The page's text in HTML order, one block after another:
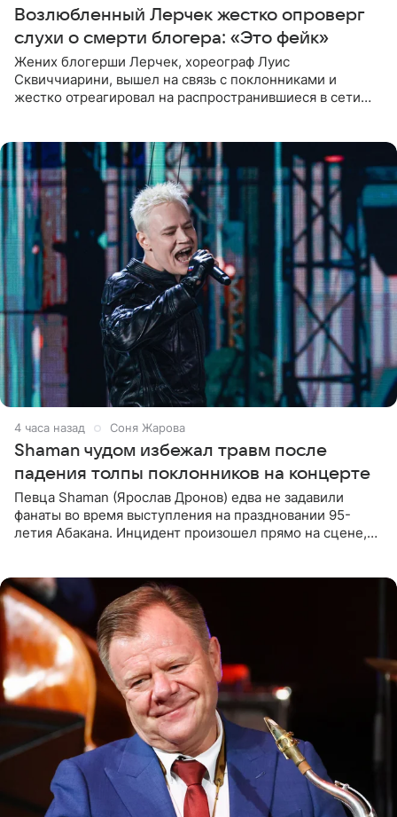
Возлюбленный Лерчек жестко опроверг
слухи о смерти блогера: «Это фейк»
Жених блогерши Лерчек, хореограф Луис
Сквиччиарини, вышел на связь с поклонниками и
жестко отреагировал на распространившиеся в сети
4 часа назад Соня Жарова
Shaman чудом избежал травм после
падения толпы поклонников на концерте
Певца Shaman (Ярослав Дронов) едва не задавили
фанаты во время выступления на праздновании 95-
летия Абакана. Инцидент произошел прямо на сцене,